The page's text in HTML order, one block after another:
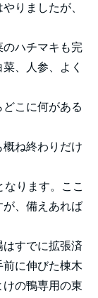
りましたが、
のハチマキも完
、人参、よく
こに何がある
ね終わりだけ
ります。ここ
が、備えあれば
すでに拡張済
に伸びた棟木
の鴨専用の東